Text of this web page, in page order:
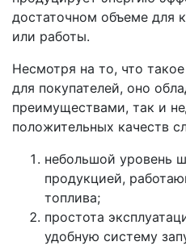
достаточном объеме для
или работы.
Несмотря на то, что
для покупателей, оно
преимуществами, так и
положительных качеств
небольшой уровень
продукцией,
топлива;
простота
удобную систему